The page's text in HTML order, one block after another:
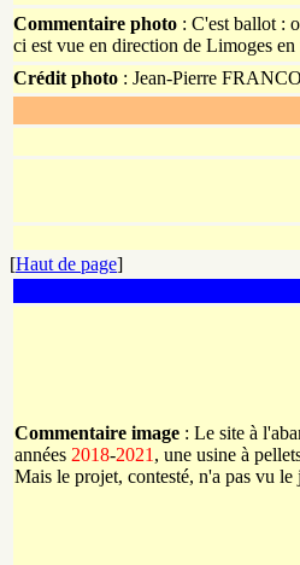
Commentaire photo : C'est ballot :
ci est vue en direction de Limoges en
Crédit photo : Jean-Pierre
[Haut de page]
Commentaire image : Le site à
années 2018-2021 , une usine à
Mais le projet, contesté, n'a pas vu le